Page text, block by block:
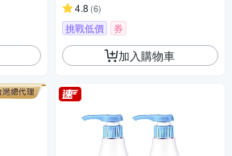
4.8 (6)
挑戰低價 券
加入購物車